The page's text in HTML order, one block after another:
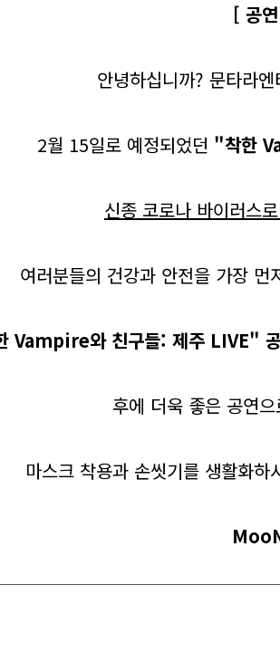
[ 공
안녕하십니까? 문타라
2월 15일로 예정되었던 "착한
신종 코로나 바이러스
여러분들의 건강과 안전을 가장 먼
Vampire와 친구들: 제주 LIVE"
후에 더욱 좋은 공연
마스크 착용과 손씻기를 생활화하